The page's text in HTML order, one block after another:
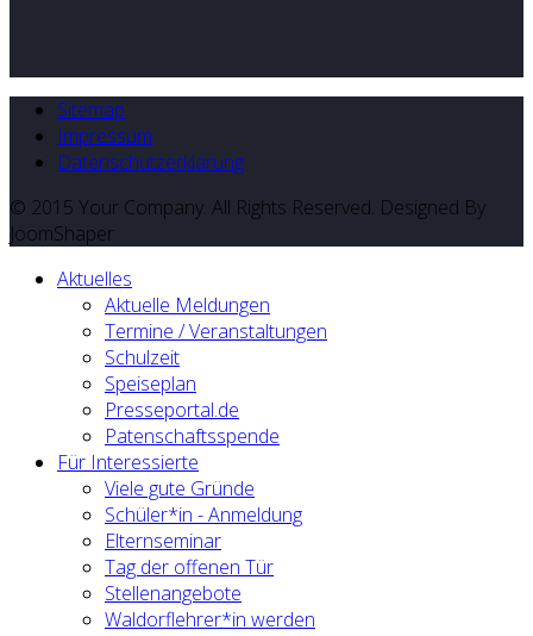
Sitemap
Impressum
Datenschutzerklärung
© 2015 Your Company. All Rights Reserved. Designed By
JoomShaper
Aktuelles
Aktuelle Meldungen
Termine / Veranstaltungen
Schulzeit
Speiseplan
Presseportal.de
Patenschaftsspende
Für Interessierte
Viele gute Gründe
Schüler*in - Anmeldung
Elternseminar
Tag der offenen Tür
Stellenangebote
Waldorflehrer*in werden